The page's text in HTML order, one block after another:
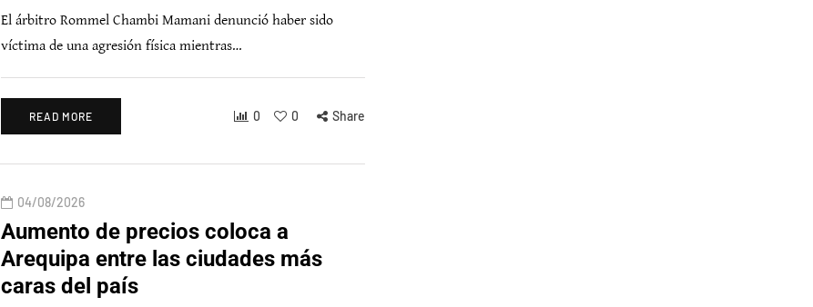
El árbitro Rommel Chambi Mamani denunció haber sido
víctima de una agresión física mientras…
READ MORE 0 0 Share
04/08/2026
Aumento de precios coloca a
Arequipa entre las ciudades más
caras del país